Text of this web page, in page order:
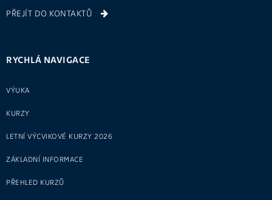
PŘEJÍT DO KONTAKTŮ
RYCHLÁ NAVIGACE
VÝUKA
KURZY
LETNÍ VÝCVIKOVÉ KURZY 2026
ZÁKLADNÍ INFORMACE
PŘEHLED KURZŮ